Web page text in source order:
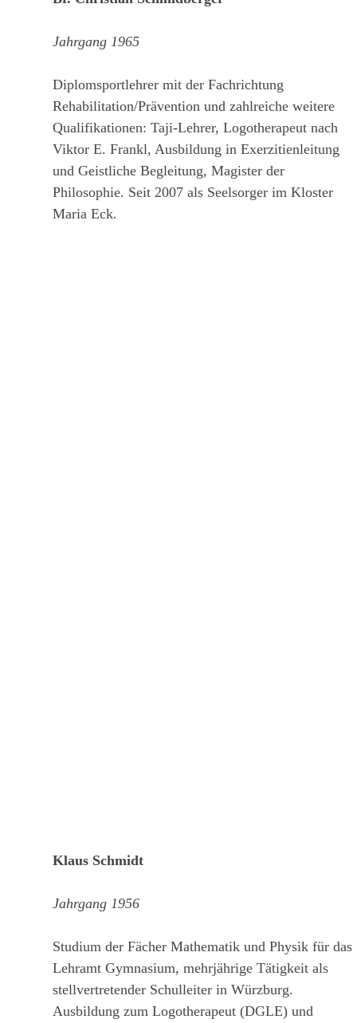
Jahrgang 1965
Diplomsportlehrer mit der Fachrichtung
Rehabilitation/Prävention und zahlreiche weitere
Qualifikationen: Taji-Lehrer, Logotherapeut nach
Viktor E. Frankl, Ausbildung in Exerzitienleitung
und Geistliche Begleitung, Magister der
Philosophie. Seit 2007 als Seelsorger im Kloster
Maria Eck.
Klaus Schmidt
Jahrgang 1956
Studium der Fächer Mathematik und Physik für das
Lehramt Gymnasium, mehrjährige Tätigkeit als
stellvertretender Schulleiter in Würzburg.
Ausbildung zum Logotherapeut (DGLE) und